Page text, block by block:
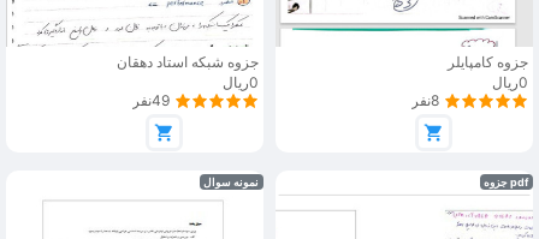
جزوه کامپایلر
0ریال
8نفر
جزوه شبکه استاد دهقان
0ریال
49نفر
pdf جزوه نمونه سوال